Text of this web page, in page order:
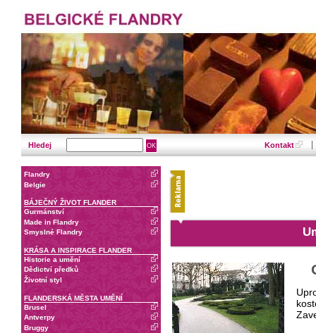
Hledej Kontakt
Flandry
Belgie
BÁJEČNÝ ŽIVOT FLANDER
Gurmánství
Made in Flandry
Smyslné Flandry
KRÁSA A INSPIRACE FLANDER
Historie a umění
Dědictví předků
Životní styl
FLANDERSKÁ MĚSTA UMĚNÍ
Brusel
Antverpy
Bruggy